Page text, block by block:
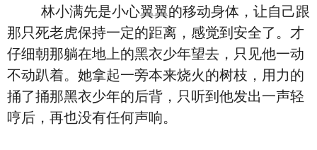
林小满先是小心翼翼的移动身体，让自己跟
那只死老虎保持一定的距离，感觉到安全了。才
仔细朝那躺在地上的黑衣少年望去，只见他一动
不动趴着。她拿起一旁本来烧火的树枝，用力的
捅了捅那黑衣少年的后背，只听到他发出一声轻
哼后，再也没有任何声响。